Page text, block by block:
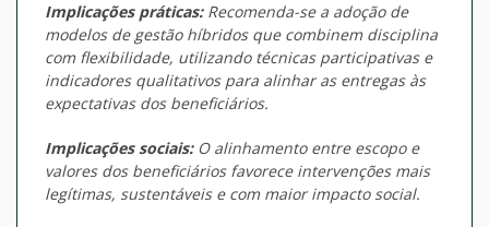
Implicações práticas: Recomenda-se a adoção de
modelos de gestão híbridos que combinem disciplina
com flexibilidade, utilizando técnicas participativas e
indicadores qualitativos para alinhar as entregas às
expectativas dos beneficiários.
Implicações sociais: O alinhamento entre escopo e
valores dos beneficiários favorece intervenções mais
legítimas, sustentáveis e com maior impacto social.